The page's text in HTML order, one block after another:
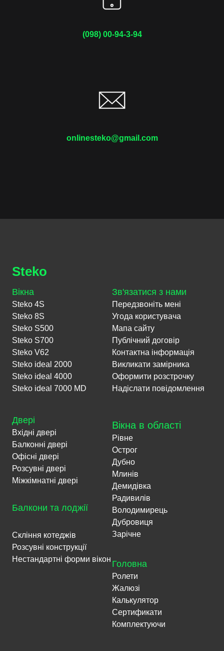
(098) 00-94-3-94
onlinesteko@gmail.com
Steko
Вікна
Steko 4S
Steko 8S
Steko S500
Steko S700
Steko V62
Steko ideal 2000
Steko ideal 4000
Steko ideal 7000 MD
Двері
Вхідні двері
Балконні двері
Офісні двері
Розсувні двері
Міжкімнатні двері
Балкони та лоджії
Скління котеджів
Розсувні конструкції
Нестандартні форми вікон
Зв'язатися з нами
Передзвоніть мені
Угода користувача
Мапа сайту
Публічний договір
Контактна інформація
Викликати замірника
Оформити розстрочку
Надіслати повідомлення
Вікна в області
Рівне
Острог
Дубно
Млинів
Демидівка
Радивилів
Володимирець
Дубровиця
Зарічне
Головна
Ролети
Жалюзі
Калькулятор
Сертификати
Комплектуючи